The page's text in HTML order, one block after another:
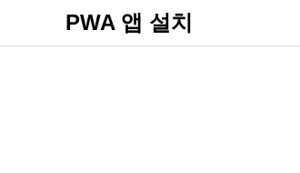
PWA 앱 설치